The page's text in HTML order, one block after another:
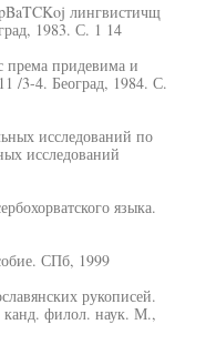
лингвистичщ
1983. С. 1 14
према придевима и
/3-4. Београд, 1984. С.
исследований по
исследований
языка.
СПб, 1999
рукописей.
канд. филол. наук. М.,